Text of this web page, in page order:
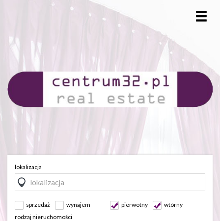
lokalizacja
sprzedaż wynajem pierwotny
wtórny
rodzaj nieruchomości